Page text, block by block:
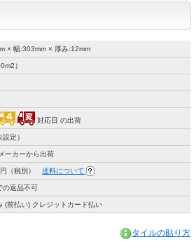
× 幅:303mm × 厚み:12mm
）
対応日 の出荷
設定）
ーカーから出荷
（税別） 送料について
の返品不可
(前払い) クレジットカード払い
タイルの貼り方